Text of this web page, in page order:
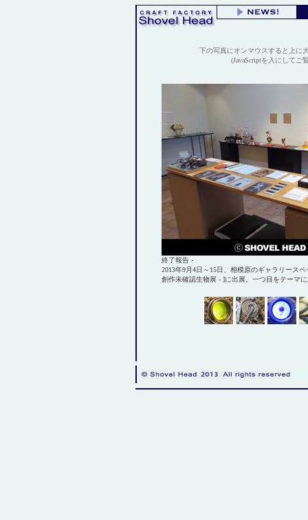
下の写真にオンマウスすると上に
(JavaScriptを入にしてご
終了報告 -
2013年9月4日～15日、相模原のギャラリース
創作未確認生物展 - ]に出展。一つ目をテーマ